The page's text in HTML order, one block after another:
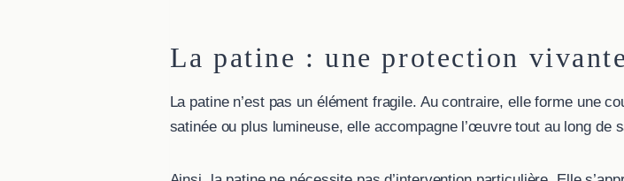
La patine : une protection vivante
La patine n’est pas un élément fragile. Au contraire, elle forme une
satinée ou plus lumineuse, elle accompagne l’œuvre tout au long de